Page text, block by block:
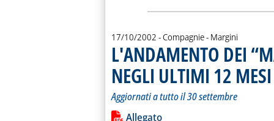
17/10/2002 - Compagnie - Margini
L'ANDAMENTO DEI
NEGLI ULTIMI 12 MESI
Aggiornati a tutto il 30 settembre
Leggi tutta la notizia: 'L'ANDAMENTO
Allegato